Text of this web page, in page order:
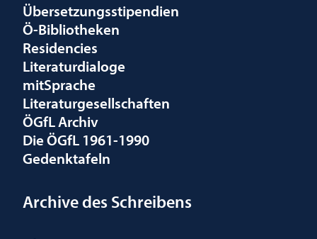
Übersetzungsstipendien
Ö-Bibliotheken
Residencies
Literaturdialoge
mitSprache
Literaturgesellschaften
ÖGfL Archiv
Die ÖGfL 1961-1990
Gedenktafeln
Archive des Schreibens